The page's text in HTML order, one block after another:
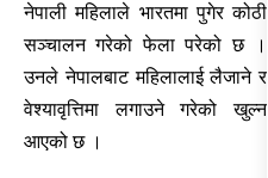
नेपाली महिलाले भारतमा पुगेर कोठी
सञ्चालन गरेको फेला परेको छ ।
उनले नेपालबाट महिलालाई लैजाने र
वेश्यावृत्तिमा लगाउने गरेको खुल्न
आएको छ ।